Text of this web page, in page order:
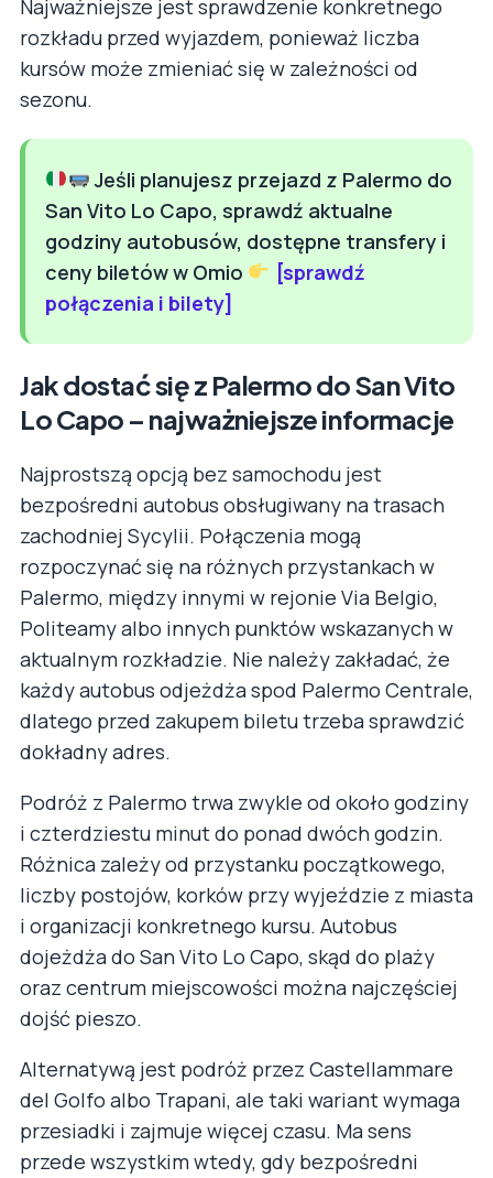
Najważniejsze jest sprawdzenie konkretnego
rozkładu przed wyjazdem, ponieważ liczba
kursów może zmieniać się w zależności od
sezonu.
Jeśli planujesz przejazd z Palermo do
San Vito Lo Capo, sprawdź aktualne
godziny autobusów, dostępne transfery i
ceny biletów w Omio
[sprawdź
połączenia i bilety]
Jak dostać się z Palermo do San Vito
Lo Capo – najważniejsze informacje
Najprostszą opcją bez samochodu jest
bezpośredni autobus obsługiwany na trasach
zachodniej Sycylii. Połączenia mogą
rozpoczynać się na różnych przystankach w
Palermo, między innymi w rejonie Via Belgio,
Politeamy albo innych punktów wskazanych w
aktualnym rozkładzie. Nie należy zakładać, że
każdy autobus odjeżdża spod Palermo Centrale,
dlatego przed zakupem biletu trzeba sprawdzić
dokładny adres.
Podróż z Palermo trwa zwykle od około godziny
i czterdziestu minut do ponad dwóch godzin.
Różnica zależy od przystanku początkowego,
liczby postojów, korków przy wyjeździe z miasta
i organizacji konkretnego kursu. Autobus
dojeżdża do San Vito Lo Capo, skąd do plaży
oraz centrum miejscowości można najczęściej
dojść pieszo.
Alternatywą jest podróż przez Castellammare
del Golfo albo Trapani, ale taki wariant wymaga
przesiadki i zajmuje więcej czasu. Ma sens
przede wszystkim wtedy, gdy bezpośredni